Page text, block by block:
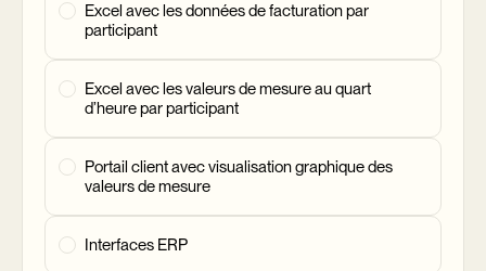
Excel avec les données de facturation par
participant
Excel avec les valeurs de mesure au quart
d’heure par participant
Portail client avec visualisation graphique des
valeurs de mesure
Interfaces ERP